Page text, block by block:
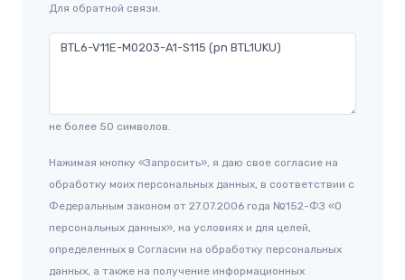
Для обратной связи.
не более 50 символов.
Нажимая кнопку «Запросить», я даю свое согласие на
обработку моих персональных данных, в соответствии с
Федеральным законом от 27.07.2006 года №152-ФЗ «О
персональных данных», на условиях и для целей,
определенных в Согласии на обработку персональных
данных, а также на получение информационных